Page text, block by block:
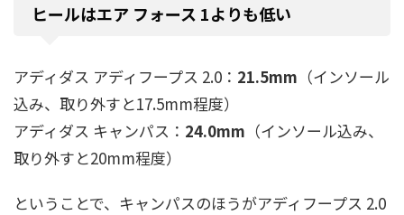
ヒールはエア フォース 1よりも低い
アディダス アディフープス 2.0： 21.5mm （インソール
込み、取り外すと17.5mm程度）
アディダス キャンパス： 24.0mm （インソール込み、
取り外すと20mm程度）
ということで、キャンパスのほうがアディフープス 2.0